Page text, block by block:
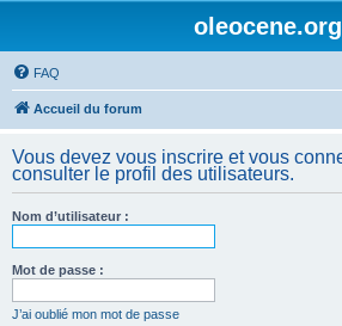
oleocene.org
FAQ
Accueil du forum
Vous devez vous inscrire et vous
consulter le profil des utilisateurs.
Nom d’utilisateur :
Mot de passe :
J’ai oublié mon mot de passe